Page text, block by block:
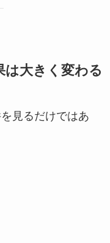
は大きく変わる
見るだけではあ